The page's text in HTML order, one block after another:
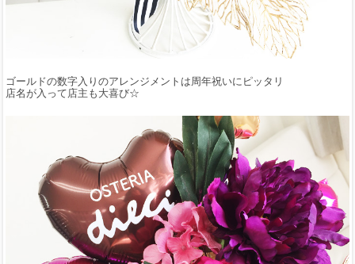
ゴールドの数字入りのアレンジメントは周年祝いにピッタリ
店名が入って店主も大喜び☆